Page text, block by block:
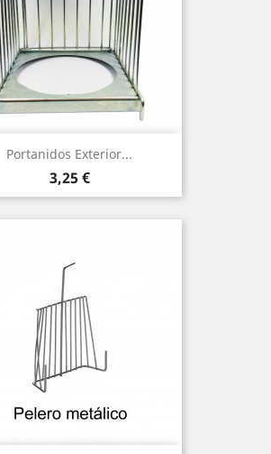
Portanidos Exterior...
Precio
3,25 €